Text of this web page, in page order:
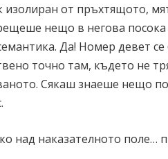
изолиран от пръхтящото,
нещо в негова посока
Да! Номер девет
точно там, където не
Сякаш знаеше нещо
над наказателното поле…